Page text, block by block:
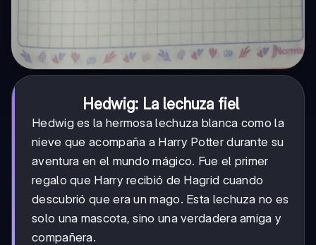
Hedwig: La lechuza fiel
Hedwig es la hermosa lechuza blanca como la
nieve que acompaña a Harry Potter durante su
aventura en el mundo mágico. Fue el primer
regalo que Harry recibió de Hagrid cuando
descubrió que era un mago. Esta lechuza no es
solo una mascota, sino una verdadera amiga y
compañera.